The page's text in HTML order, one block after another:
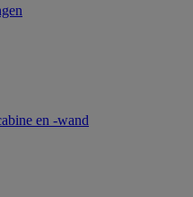
en -wand